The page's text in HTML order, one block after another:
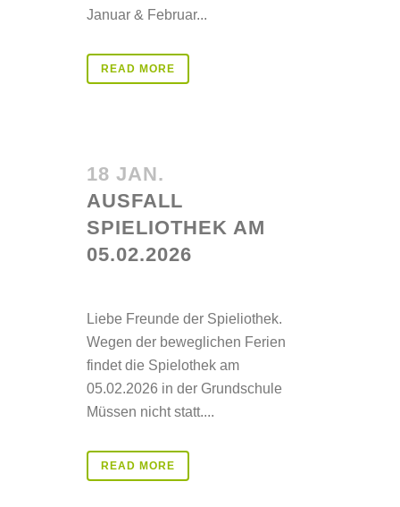
Januar & Februar...
READ MORE
18 JAN.
AUSFALL
SPIELIOTHEK AM
05.02.2026
Liebe Freunde der Spieliothek.
Wegen der beweglichen Ferien
findet die Spielothek am
05.02.2026 in der Grundschule
Müssen nicht statt....
READ MORE